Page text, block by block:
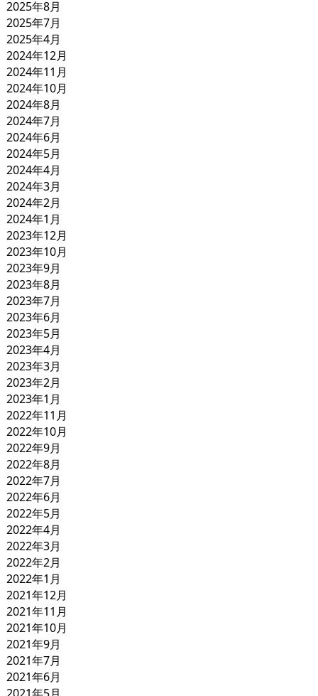
2025年8月
2025年7月
2025年4月
2024年12月
2024年11月
2024年10月
2024年8月
2024年7月
2024年6月
2024年5月
2024年4月
2024年3月
2024年2月
2024年1月
2023年12月
2023年10月
2023年9月
2023年8月
2023年7月
2023年6月
2023年5月
2023年4月
2023年3月
2023年2月
2023年1月
2022年11月
2022年10月
2022年9月
2022年8月
2022年7月
2022年6月
2022年5月
2022年4月
2022年3月
2022年2月
2022年1月
2021年12月
2021年11月
2021年10月
2021年9月
2021年7月
2021年6月